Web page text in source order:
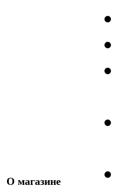
О магазине